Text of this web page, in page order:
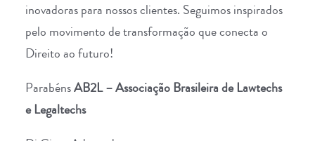
inovadoras para nossos clientes. Seguimos inspirados
pelo movimento de transformação que conecta o
Direito ao futuro!
ParabénsAB2L – Associação Brasileira de Lawtechs
e Legaltechs